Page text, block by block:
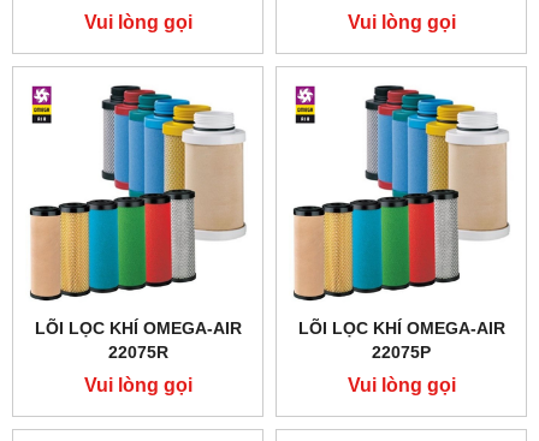
Vui lòng gọi Vui lòng gọi
LÕI LỌC KHÍ OMEGA-AIR
22075R
Vui lòng gọi
LÕI LỌC KHÍ OMEGA-AIR
22075P
Vui lòng gọi